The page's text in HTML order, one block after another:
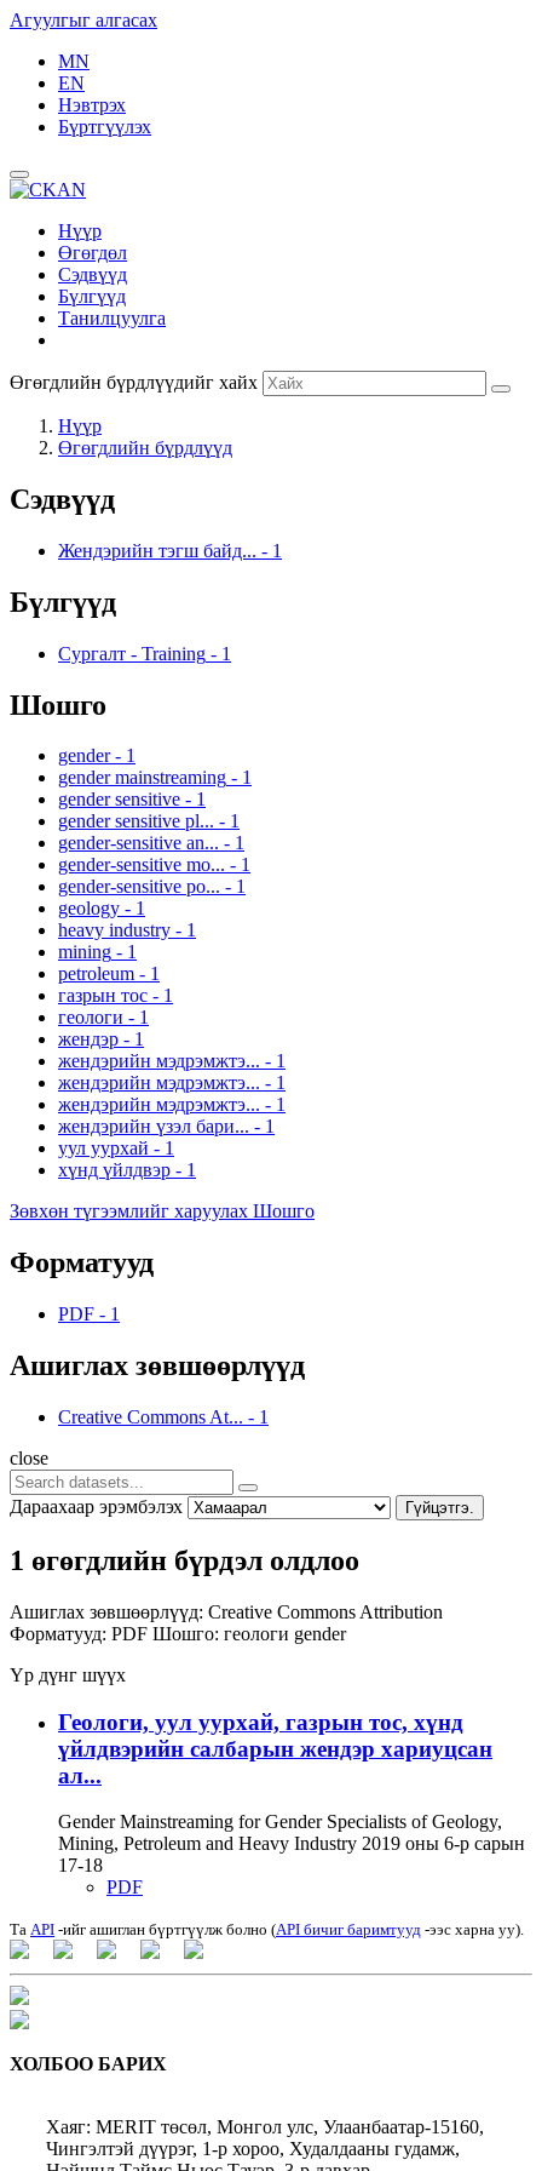
Агуулгыг алгасах
MN
EN
Нэвтрэх
Бүртгүүлэх
Нүүр
Өгөгдөл
Сэдвүүд
Бүлгүүд
Танилцуулга
Өгөгдлийн бүрдлүүдийг хайх
Нүүр
Өгөгдлийн бүрдлүүд
Сэдвүүд
Жендэрийн тэгш байд... - 1
Бүлгүүд
Сургалт - Training - 1
Шошго
gender - 1
gender mainstreaming - 1
gender sensitive - 1
gender sensitive pl... - 1
gender-sensitive an... - 1
gender-sensitive mo... - 1
gender-sensitive po... - 1
geology - 1
heavy industry - 1
mining - 1
petroleum - 1
газрын тос - 1
геологи - 1
жендэр - 1
жендэрийн мэдрэмжтэ... - 1
жендэрийн мэдрэмжтэ... - 1
жендэрийн мэдрэмжтэ... - 1
жендэрийн үзэл бари... - 1
уул уурхай - 1
хүнд үйлдвэр - 1
Зөвхөн түгээмлийг харуулах Шошго
Форматууд
PDF - 1
Ашиглах зөвшөөрлүүд
Creative Commons At... - 1
close
Дараахаар эрэмбэлэх Гүйцэтгэ.
1 өгөгдлийн бүрдэл олдлоо
Ашиглах зөвшөөрлүүд: Creative Commons Attribution
Форматууд: PDF Шошго: геологи gender
Үр дүнг шүүх
Геологи, уул уурхай, газрын тос, хүнд
үйлдвэрийн салбарын жендэр хариуцсан
ал...
Gender Mainstreaming for Gender Specialists of Geology,
Mining, Petroleum and Heavy Industry 2019 оны 6-р сарын
17-18
PDF
Та API -ийг ашиглан бүртгүүлж болно (API бичиг баримтууд -ээс харна уу).
ХОЛБОО БАРИХ
Хаяг: MERIT төсөл, Монгол улс, Улаанбаатар-15160,
Чингэлтэй дүүрэг, 1-р хороо, Худалдааны гудамж,